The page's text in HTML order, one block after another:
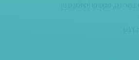
במרידה, מקסיקו (החלק שני)
דבש